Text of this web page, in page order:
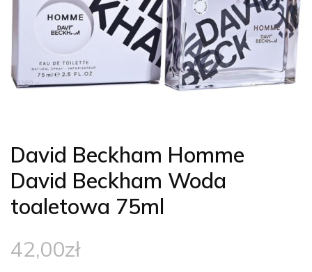
David Beckham Homme
David Beckham Woda
toaletowa 75ml
42,00zł